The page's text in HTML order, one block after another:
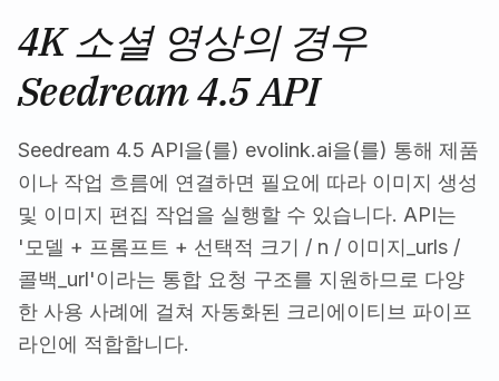
4K 소셜 영상의 경우
Seedream 4.5 API
Seedream 4.5 API을(를) evolink.ai을(를) 통해 제품
이나 작업 흐름에 연결하면 필요에 따라 이미지 생성
및 이미지 편집 작업을 실행할 수 있습니다. API는
'모델 + 프롬프트 + 선택적 크기 / n / 이미지_urls /
콜백_url'이라는 통합 요청 구조를 지원하므로 다양
한 사용 사례에 걸쳐 자동화된 크리에이티브 파이프
라인에 적합합니다.